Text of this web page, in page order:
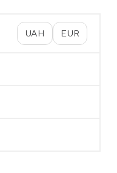
UAH EUR